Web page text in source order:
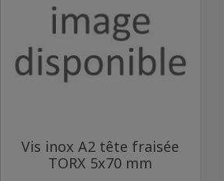
Aperçu rapide
Vis inox A2 tête fraisée
TORX 5x70 mm